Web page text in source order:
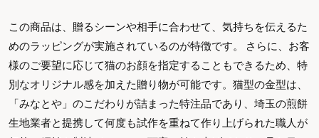
この商品は、贈るシーンや相手に合わせて、気持ちを伝えるた
めのラッピングが実施されているのが特徴です。 さらに、お客
様のご要望に応じて猫のお顔を指定することもできるため、特
別なオリジナル感を加えた贈り物が可能です。猫型の金型は、
「みなとや」のこだわりが詰まった特注品であり、埼玉の煎餅
生地業者と提携して何度も試作を重ねて作り上げられた職人が